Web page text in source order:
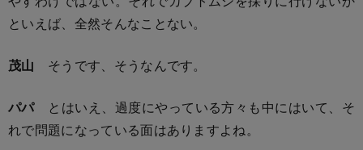
といえば、全然そんなことない。
茂山 そうです、そうなんです。
パパとはいえ、過度にやっている方々も中にはいて、そ
れで問題になっている面はありますよね。